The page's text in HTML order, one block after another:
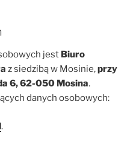
jest Biuro
z siedzibą w Mosinie,przy
6, 62-050 Mosina.
danych osobowych:
.